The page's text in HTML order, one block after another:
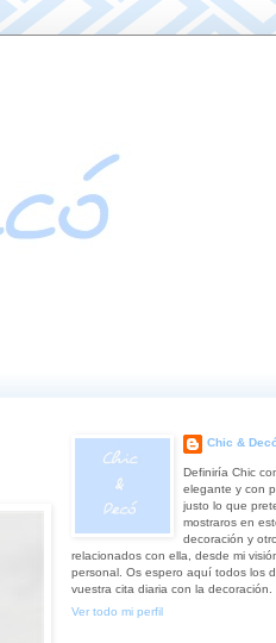
Chic &
Definiría Chic
elegante y con
justo lo que
mostraros en
decoración y
relacionados con ella, desde mi
personal. Os espero aquí todos los
vuestra cita diaria con la decoración.
Ver todo mi perfil